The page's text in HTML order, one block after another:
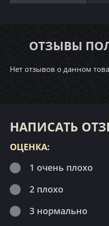
ОТЗЫВЫ
Нет отзывов о данном
НАПИСАТЬ
ОЦЕНКА:
1 очень плохо
2 плохо
3 нормально